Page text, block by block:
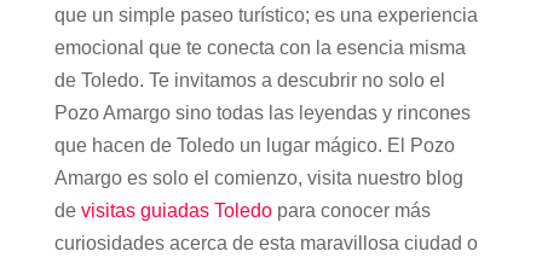
que un simple paseo turístico; es una experiencia
emocional que te conecta con la esencia misma
de Toledo. Te invitamos a descubrir no solo el
Pozo Amargo sino todas las leyendas y rincones
que hacen de Toledo un lugar mágico. El Pozo
Amargo es solo el comienzo, visita nuestro blog
de visitas guiadas Toledopara conocer más
curiosidades acerca de esta maravillosa ciudad o